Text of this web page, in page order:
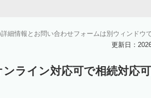
細情報とお問い合わせフォームは別ウィンドウ
更新日：
ライン対応可で相続対応